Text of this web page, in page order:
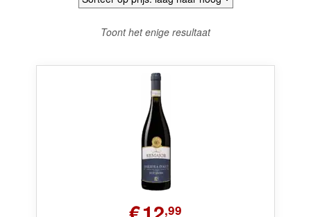
Witte wijn
Rosé wijn
Bubbels
Porto
Wijnpakketten
Kleine flesjes
Magnums
Cadeaubonnen
Toont het enige resultaat
,99